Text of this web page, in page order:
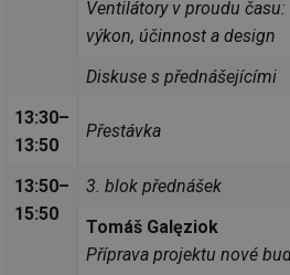
Ventilátory v proudu
výkon, účinnost a design
Diskuse s přednášejícími
13:30–
13:50
Přestávka
13:50–
15:50
3. blok přednášek
Tomáš Galęziok
Příprava projektu nové